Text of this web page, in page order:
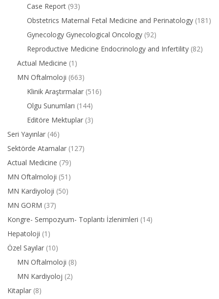
Case Report (93)
Obstetrics Maternal Fetal Medicine and Perinatology (181)
Gynecology Gynecological Oncology (92)
Reproductive Medicine Endocrinology and Infertility (82)
Actual Medicine (1)
MN Oftalmoloji (663)
Klinik Araştırmalar (516)
Olgu Sunumları (144)
Editöre Mektuplar (3)
Seri Yayınlar (46)
Sektörde Atamalar (127)
Actual Medicine (79)
MN Oftalmoloji (51)
MN Kardiyoloji (50)
MN GORM (37)
Kongre- Sempozyum- Toplantı İzlenimleri (14)
Hepatoloji (1)
Özel Sayılar (10)
MN Oftalmoloji (8)
MN Kardiyoloj (2)
Kitaplar (8)